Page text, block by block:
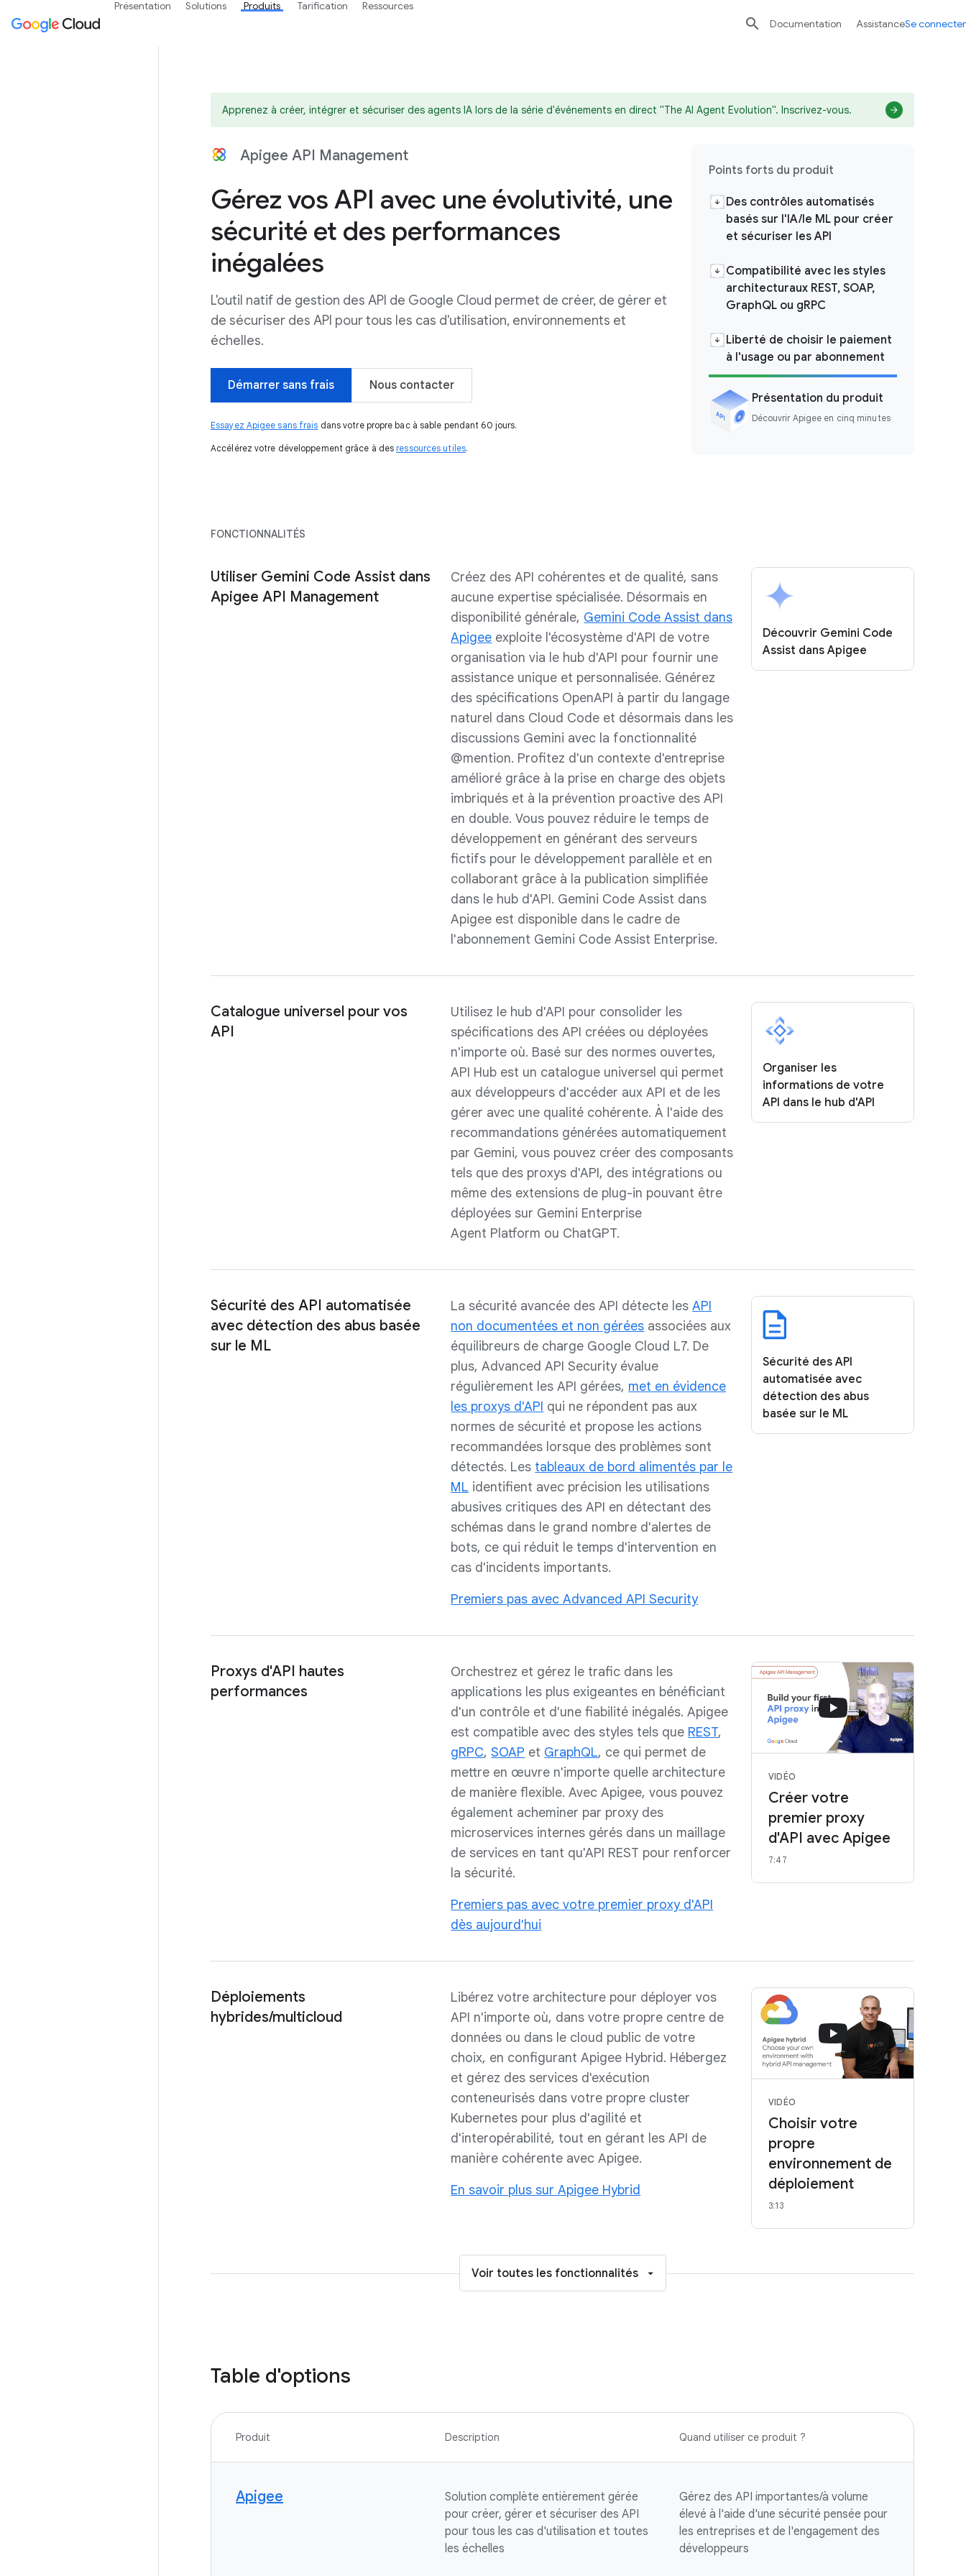
Apprenez à créer, intégrer et sécuriser des agents IA lors de la série d'événements en direct "The AI Agent Evolution". Inscrivez-vous.
Apigee API Management
Gérez vos API avec une évolutivité, une
sécurité et des performances
inégalées
L'outil natif de gestion des API de Google Cloud permet de créer, de gérer et
de sécuriser des API pour tous les cas d'utilisation, environnements et
échelles.
Démarrer sans frais Nous contacter
Essayez Apigee sans frais dans votre propre bac à sable pendant 60 jours.
Accélérez votre développement grâce à des ressources utiles.
Points forts du produit
Des contrôles automatisés
basés sur l'IA/le ML pour créer
et sécuriser les API
Compatibilité avec les styles
architecturaux REST, SOAP,
GraphQL ou gRPC
Liberté de choisir le paiement
à l'usage ou par abonnement
Présentation du produit
Découvrir Apigee en cinq minutes
FONCTIONNALITÉS
Utiliser Gemini Code Assist dans
Apigee API Management
Créez des API cohérentes et de qualité, sans
aucune expertise spécialisée. Désormais en
disponibilité générale, Gemini Code Assist dans
Apigee exploite l'écosystème d'API de votre
organisation via le hub d'API pour fournir une
assistance unique et personnalisée. Générez
des spécifications OpenAPI à partir du langage
naturel dans Cloud Code et désormais dans les
discussions Gemini avec la fonctionnalité
@mention. Profitez d'un contexte d'entreprise
amélioré grâce à la prise en charge des objets
imbriqués et à la prévention proactive des API
en double. Vous pouvez réduire le temps de
développement en générant des serveurs
fictifs pour le développement parallèle et en
collaborant grâce à la publication simplifiée
dans le hub d'API. Gemini Code Assist dans
Apigee est disponible dans le cadre de
l'abonnement Gemini Code Assist Enterprise.
Découvrir Gemini Code
Assist dans Apigee
Catalogue universel pour vos
API
Utilisez le hub d'API pour consolider les
spécifications des API créées ou déployées
n'importe où. Basé sur des normes ouvertes,
API Hub est un catalogue universel qui permet
aux développeurs d'accéder aux API et de les
gérer avec une qualité cohérente. À l'aide des
recommandations générées automatiquement
par Gemini, vous pouvez créer des composants
tels que des proxys d'API, des intégrations ou
même des extensions de plug-in pouvant être
déployées sur Gemini Enterprise
Agent Platform ou ChatGPT.
Organiser les
informations de votre
API dans le hub d'API
Sécurité des API automatisée
avec détection des abus basée
sur le ML
La sécurité avancée des API détecte lesAPI
non documentées et non gérées associées aux
équilibreurs de charge Google Cloud L7. De
plus, Advanced API Security évalue
régulièrement les API gérées, met en évidence
les proxys d'API qui ne répondent pas aux
normes de sécurité et propose les actions
recommandées lorsque des problèmes sont
détectés. Les tableaux de bord alimentés par le
ML identifient avec précision les utilisations
abusives critiques des API en détectant des
schémas dans le grand nombre d'alertes de
bots, ce qui réduit le temps d'intervention en
cas d'incidents importants.
Premiers pas avec Advanced API Security
Sécurité des API
automatisée avec
détection des abus
basée sur le ML
Proxys d'API hautes
performances
Orchestrez et gérez le trafic dans les
applications les plus exigeantes en bénéficiant
d'un contrôle et d'une fiabilité inégalés. Apigee
est compatible avec des styles tels que REST,
gRPC,SOAP et GraphQL, ce qui permet de
mettre en œuvre n'importe quelle architecture
de manière flexible. Avec Apigee, vous pouvez
également acheminer par proxy des
microservices internes gérés dans un maillage
de services en tant qu'API REST pour renforcer
la sécurité.
Premiers pas avec votre premier proxy d'API
dès aujourd'hui
VIDÉO
Créer votre
premier proxy
d'API avec Apigee
7:47
Déploiements
hybrides/multicloud
Libérez votre architecture pour déployer vos
API n'importe où, dans votre propre centre de
données ou dans le cloud public de votre
choix, en configurant Apigee Hybrid. Hébergez
et gérez des services d'exécution
conteneurisés dans votre propre cluster
Kubernetes pour plus d'agilité et
d'interopérabilité, tout en gérant les API de
manière cohérente avec Apigee.
En savoir plus sur Apigee Hybrid
VIDÉO
Choisir votre
propre
environnement de
déploiement
3:13
Voir toutes les fonctionnalités
Table d'options
Produit Description Quand utiliser ce produit ?
Apigee
Solution complète entièrement gérée
pour créer, gérer et sécuriser des API
pour tous les cas d'utilisation et toutes
les échelles
Gérez des API importantes/à volume
élevé à l'aide d'une sécurité pensée pour
les entreprises et de l'engagement des
développeurs
Présentation Solutions Produits Tarification Ressources
 Documentation AssistanceSe connecter